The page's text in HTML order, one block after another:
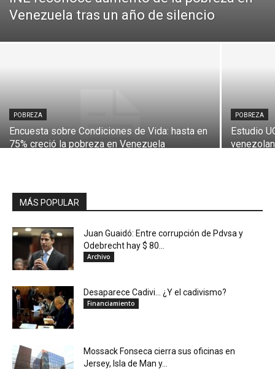
Venezuela tras un año de silencio
POBREZA
Encuesta sobre Condiciones de Vida: hasta en
75% creció la pobreza en Venezuela
POBREZA
Estudio
MÁS POPULAR
Juan Guaidó: Entre corrupción de Pdvsa y
Odebrecht hay $ 80...
Archivo
Desaparece Cadivi… ¿Y el cadivismo?
Financiamiento
Mossack Fonseca cierra sus oficinas en
Jersey, Isla de Man y...